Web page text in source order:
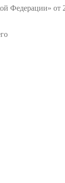
Федерации»